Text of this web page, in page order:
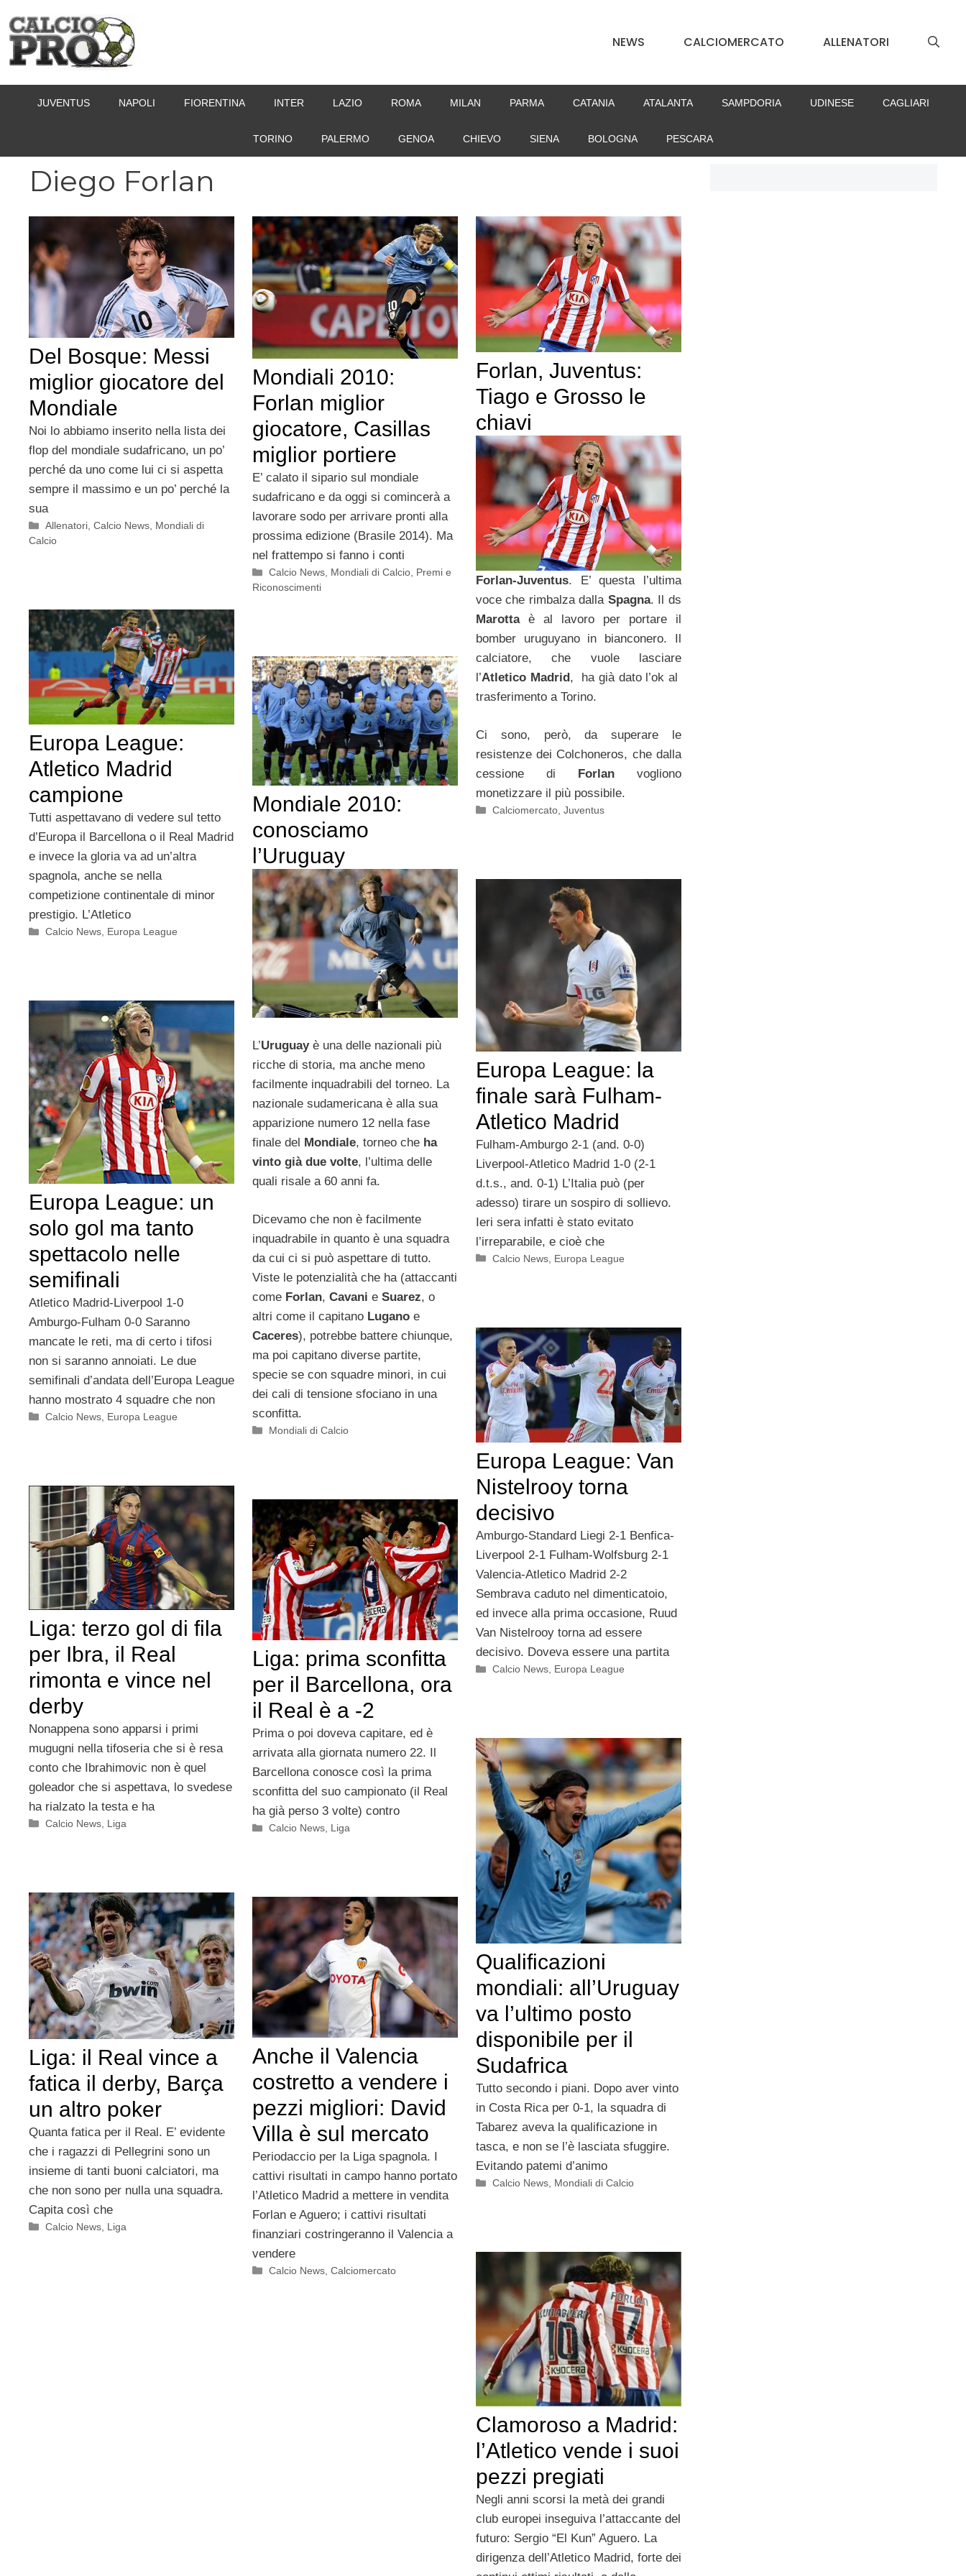
contenuto
NEWS CALCIOMERCATO ALLENATORI
JUVENTUS NAPOLI FIORENTINA INTER LAZIO ROMA MILAN PARMA CATANIA ATALANTA SAMPDORIA UDINESE CAGLIARI
TORINO PALERMO GENOA CHIEVO SIENA BOLOGNA PESCARA
Diego Forlan
Del Bosque: Messi
miglior giocatore del
Mondiale
Noi lo abbiamo inserito nella lista dei
flop del mondiale sudafricano, un po’
perché da uno come lui ci si aspetta
sempre il massimo e un po’ perché la
sua
Categorie
Allenatori,Calcio News, Mondiali di
Calcio
Mondiali 2010:
Forlan miglior
giocatore, Casillas
miglior portiere
E’ calato il sipario sul mondiale
sudafricano e da oggi si comincerà a
lavorare sodo per arrivare pronti alla
prossima edizione (Brasile 2014). Ma
nel frattempo si fanno i conti
Categorie
Calcio News, Mondiali di Calcio, Premi e
Riconoscimenti
Forlan, Juventus:
Tiago e Grosso le
chiavi
Forlan-Juventus. E’ questa l’ultima
voce che rimbalza dalla Spagna. Il ds
Marotta è al lavoro per portare il
bomber uruguyano in bianconero. Il
calciatore, che vuole lasciare
l’Atletico Madrid , ha già dato l’ok al
trasferimento a Torino.
Ci sono, però, da superare le
resistenze dei Colchoneros, che dalla
cessione di Forlanvogliono
monetizzare il più possibile.
Categorie
Calciomercato ,Juventus
Europa League:
Atletico Madrid
campione
Tutti aspettavano di vedere sul tetto
d’Europa il Barcellona o il Real Madrid
e invece la gloria va ad un’altra
spagnola, anche se nella
competizione continentale di minor
prestigio. L’Atletico
Categorie
Calcio News, Europa League
Mondiale 2010:
conosciamo
l’Uruguay
L’Uruguay è una delle nazionali più
ricche di storia, ma anche meno
facilmente inquadrabili del torneo. La
nazionale sudamericana è alla sua
apparizione numero 12 nella fase
finale del
Mondiale, torneo che ha
vinto già due volte, l’ultima delle
quali risale a 60 anni fa.
Dicevamo che non è facilmente
inquadrabile in quanto è una squadra
da cui ci si può aspettare di tutto.
Viste le potenzialità che ha (attaccanti
come Forlan, Cavani e Suarez, o
altri come il capitano Lugano e
Caceres), potrebbe battere chiunque,
ma poi capitano diverse partite,
specie se con squadre minori, in cui
dei cali di tensione sfociano in una
sconfitta.
Categorie
Mondiali di Calcio
Europa League: la
finale sarà Fulham-
Atletico Madrid
Fulham-Amburgo 2-1 (and. 0-0)
Liverpool-Atletico Madrid 1-0 (2-1
d.t.s., and. 0-1) L’Italia può (per
adesso) tirare un sospiro di sollievo.
Ieri sera infatti è stato evitato
l’irreparabile, e cioè che
Categorie
Calcio News Europa League
Europa League: un
solo gol ma tanto
spettacolo nelle
semifinali
Atletico Madrid-Liverpool 1-0
Amburgo-Fulham 0-0 Saranno
mancate le reti, ma di certo i tifosi
non si saranno annoiati. Le due
semifinali d’andata dell’Europa League
hanno mostrato 4 squadre che non
Categorie
Calcio News Europa League
Europa League: Van
Nistelrooy torna
decisivo
Amburgo-Standard Liegi 2-1 Benfica-
Liverpool 2-1 Fulham-Wolfsburg 2-1
Valencia-Atletico Madrid 2-2
Sembrava caduto nel dimenticatoio,
ed invece alla prima occasione, Ruud
Van Nistelrooy torna ad essere
decisivo. Doveva essere una partita
Categorie
Calcio News, Europa League
Liga: terzo gol di fila
per Ibra, il Real
rimonta e vince nel
derby
Nonappena sono apparsi i primi
mugugni nella tifoseria che si è resa
conto che Ibrahimovic non è quel
goleador che si aspettava, lo svedese
ha rialzato la testa e ha
Categorie
Calcio News Liga
Liga: prima sconfitta
per il Barcellona, ora
il Real è a -2
Prima o poi doveva capitare, ed è
arrivata alla giornata numero 22. Il
Barcellona conosce così la prima
sconfitta del suo campionato (il Real
ha già perso 3 volte) contro
Categorie
Calcio News, Liga
Qualificazioni
mondiali: all’Uruguay
va l’ultimo posto
disponibile per il
Sudafrica
Tutto secondo i piani. Dopo aver vinto
in Costa Rica per 0-1, la squadra di
Tabarez aveva la qualificazione in
tasca, e non se l’è lasciata sfuggire.
Evitando patemi d’animo
Categorie
Calcio News, Mondiali di Calcio
Liga: il Real vince a
fatica il derby, Barça
un altro poker
Quanta fatica per il Real. E’ evidente
che i ragazzi di Pellegrini sono un
insieme di tanti buoni calciatori, ma
che non sono per nulla una squadra.
Capita così che
Categorie
Calcio News Liga
Anche il Valencia
costretto a vendere i
pezzi migliori: David
Villa è sul mercato
Periodaccio per la Liga spagnola. I
cattivi risultati in campo hanno portato
l’Atletico Madrid a mettere in vendita
Forlan e Aguero; i cattivi risultati
finanziari costringeranno il Valencia a
vendere
Categorie
Calcio News ,Calciomercato
Clamoroso a Madrid:
l’Atletico vende i suoi
pezzi pregiati
Negli anni scorsi la metà dei grandi
club europei inseguiva l’attaccante del
futuro: Sergio “El Kun” Aguero. La
dirigenza dell’Atletico Madrid, forte dei